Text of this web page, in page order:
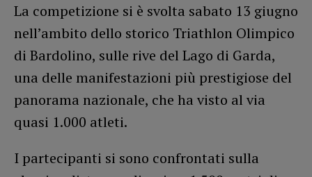
La competizione si è svolta sabato 13 giugno
nell’ambito dello storico Triathlon Olimpico
di Bardolino, sulle rive del Lago di Garda,
una delle manifestazioni più prestigiose del
panorama nazionale, che ha visto al via
quasi 1.000 atleti.
I partecipanti si sono confrontati sulla